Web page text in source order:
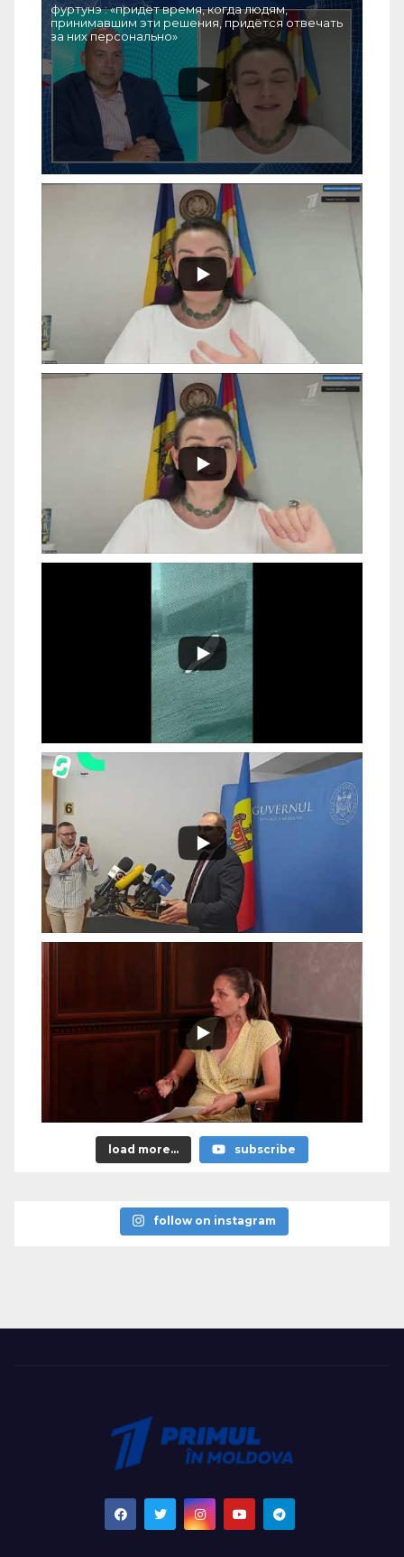
фуртунэ : «придёт время, когда людям,
принимавшим эти решения, придётся отвечать
за них персонально»
load more... subscribe
follow on instagram